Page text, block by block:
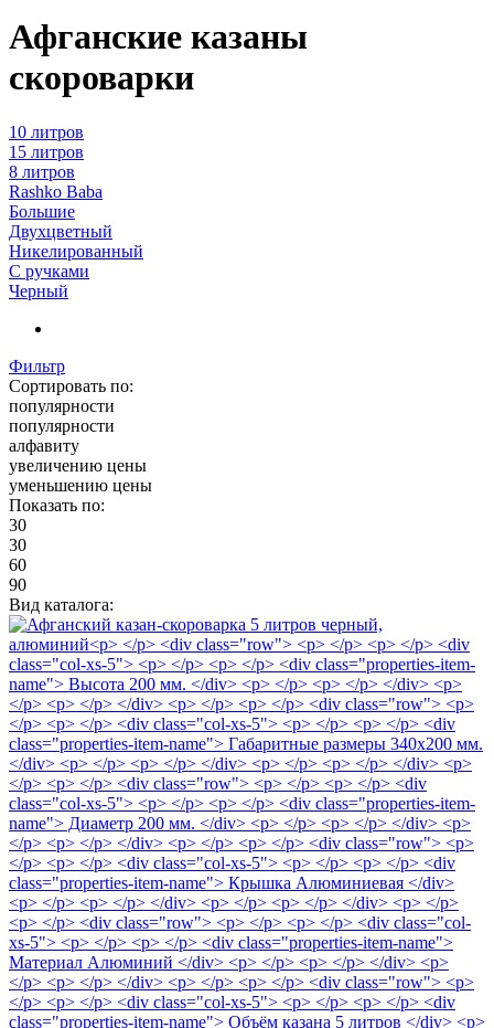
Афганские казаны
скороварки
10 литров
15 литров
8 литров
Rashko Baba
Большие
Двухцветный
Никелированный
С ручками
Черный
Фильтр
Сортировать по:
популярности
популярности
алфавиту
увеличению цены
уменьшению цены
Показать по:
30
30
60
90
Вид каталога: